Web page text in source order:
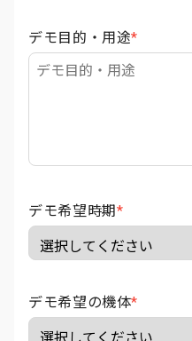
デモ目的・用途*
デモ希望時期*
デモ希望の機体*